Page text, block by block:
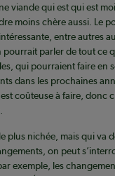
viande qui est qui est
moins chère aussi. Le
entre autres
parler de tout ce
qui pourraient faire en
dans les prochaines
coûteuse à faire, donc
plus nichée, mais qui va
on peut
exemple, les